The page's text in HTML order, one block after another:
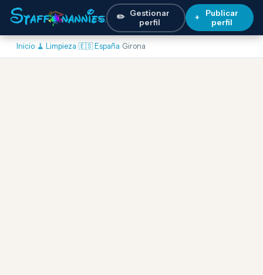
✏️ Gestionar
perfil
+
Publicar
perfil
Inicio› 🧹 Limpieza›🇪🇸 España›Girona